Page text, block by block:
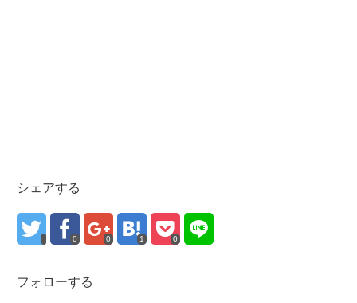
シェアする
0 0 1 0
フォローする